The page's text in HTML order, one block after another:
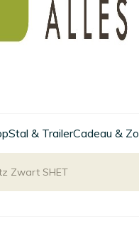
Stal & TrailerCadeau & Zo
Zwart SHET